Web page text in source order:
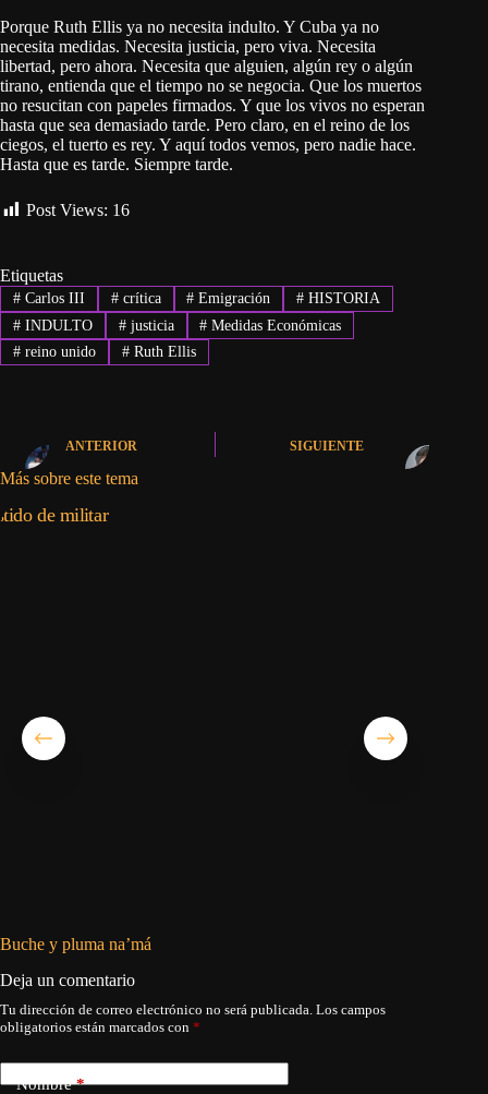
Porque Ruth Ellis ya no necesita indulto. Y Cuba ya no
necesita medidas. Necesita justicia, pero viva. Necesita
libertad, pero ahora. Necesita que alguien, algún rey o algún
tirano, entienda que el tiempo no se negocia. Que los muertos
no resucitan con papeles firmados. Y que los vivos no esperan
hasta que sea demasiado tarde. Pero claro, en el reino de los
ciegos, el tuerto es rey. Y aquí todos vemos, pero nadie hace.
Hasta que es tarde. Siempre tarde.
Post Views: 16
Etiquetas
#Carlos III #crítica # Emigración # HISTORIA
#INDULTO #justicia # Medidas Económicas
#reino unido #Ruth Ellis
ANTERIOR SIGUIENTE
Más sobre este tema
Buche y pluma na’má
Deja un comentario
Tu dirección de correo electrónico no será publicada. Los campos
obligatorios están marcados con *
Nombre*